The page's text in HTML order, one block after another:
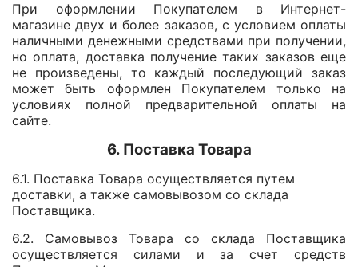
При оформлении Покупателем в Интернет-
магазине двух и более заказов, с условием оплаты
наличными денежными средствами при получении,
но оплата, доставка получение таких заказов еще
не произведены, то каждый последующий заказ
может быть оформлен Покупателем только на
условиях полной предварительной оплаты на
сайте.
​6. Поставка Товара
6.1. Поставка Товара осуществляется путем
доставки, а также самовывозом со склада
Поставщика.
6.2. Самовывоз Товара со склада Поставщика
осуществляется силами и за счет средств